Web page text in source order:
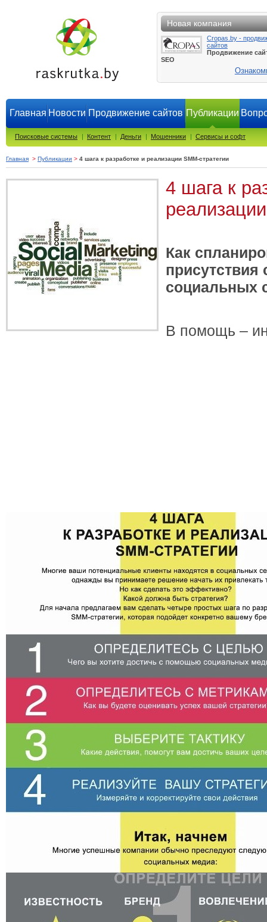
Новая компания
Cropas.by -
сайтов
Продвижение
SEO
Главная Новости Продвижение сайтов Публикации
Поисковые системы | Контент | Деньги | Мошенники | Сервисы и софт
Главная > Публикации > 4 шага к разработке и реализации SMM-стратегии
4 шага к
Как
присутствия
социальных
В помощь –